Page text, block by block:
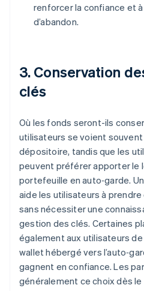
renforcer la confiance et
d’abandon.
3. Conservation
clés
Où les fonds seront-ils
utilisateurs se voient
dépositoire, tandis que les
peuvent préférer apporter le
portefeuille en auto‑garde.
aide les utilisateurs à
sans nécessiter une
gestion des clés. Certaines
également aux utilisateurs de
wallet hébergé vers
gagnent en confiance. Les
généralement ce choix dès